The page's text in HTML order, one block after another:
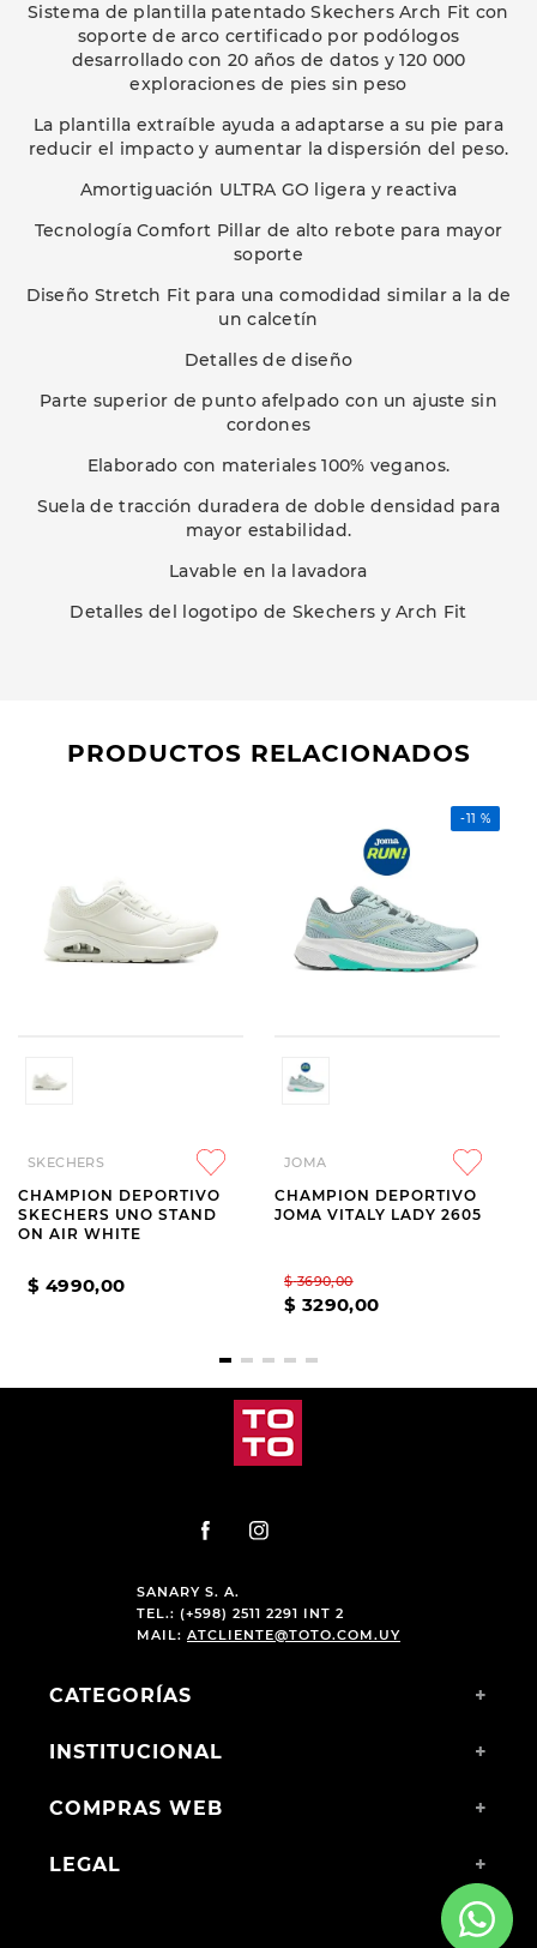
Sistema de plantilla patentado Skechers Arch Fit con
soporte de arco certificado por podólogos
desarrollado con 20 años de datos y 120 000
exploraciones de pies sin peso
La plantilla extraíble ayuda a adaptarse a su pie para
reducir el impacto y aumentar la dispersión del peso.
Amortiguación ULTRA GO ligera y reactiva
Tecnología Comfort Pillar de alto rebote para mayor
soporte
Diseño Stretch Fit para una comodidad similar a la de
un calcetín
Detalles de diseño
Parte superior de punto afelpado con un ajuste sin
cordones
Elaborado con materiales 100% veganos.
Suela de tracción duradera de doble densidad para
mayor estabilidad.
Lavable en la lavadora
Detalles del logotipo de Skechers y Arch Fit
PRODUCTOS RELACIONADOS
SKECHERS
CHAMPION DEPORTIVO
SKECHERS UNO STAND
ON AIR WHITE
$ 4990,00
-11 %
JOMA
CHAMPION DEPORTIVO
JOMA VITALY LADY 2605
$ 3690,00
$ 3290,00
SANARY S. A.
TEL.: (+598) 2511 2291 INT 2
MAIL: ATCLIENTE@TOTO.COM.UY
CATEGORÍAS +
INSTITUCIONAL +
COMPRAS WEB +
LEGAL +